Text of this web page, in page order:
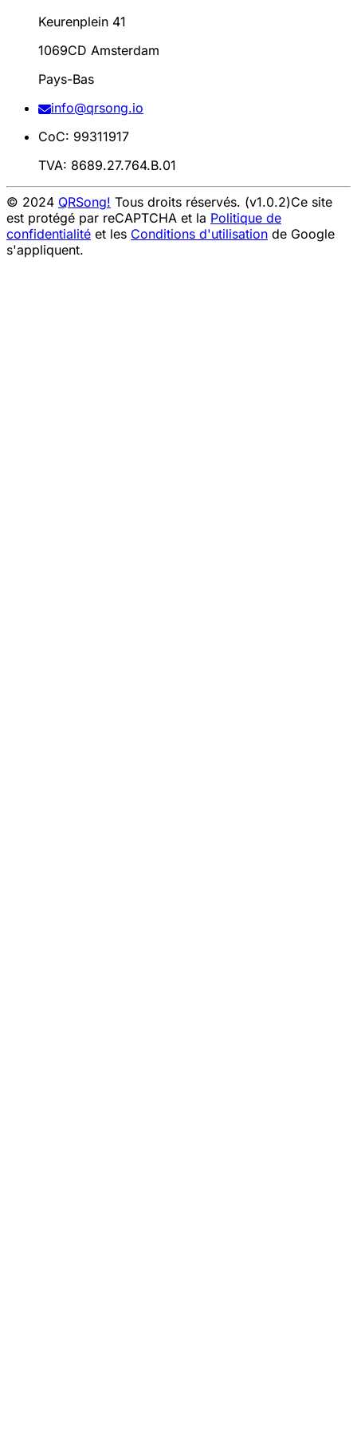
Keurenplein 41
1069CD Amsterdam
Pays-Bas
info@qrsong.io
CoC: 99311917
TVA: 8689.27.764.B.01
© 2024 QRSong! Tous droits réservés. (v1.0.2)Ce site
est protégé par reCAPTCHA et la Politique de
confidentialité et les Conditions d'utilisation de Google
s'appliquent.